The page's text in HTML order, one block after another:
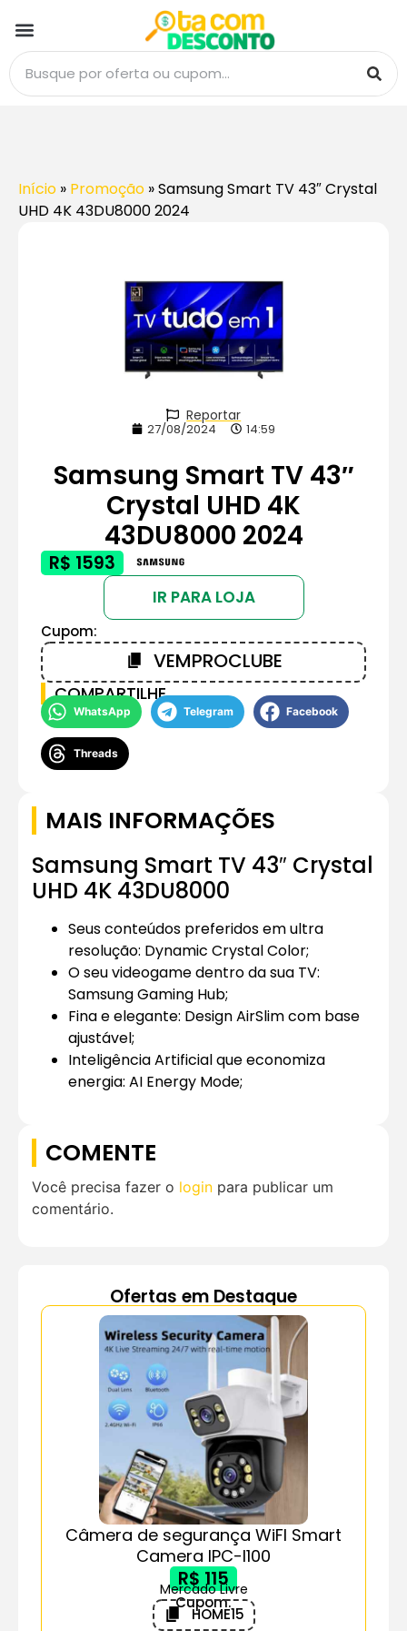
Início » Promoção »Samsung Smart TV 43″ Crystal
UHD 4K 43DU8000 2024
Reportar
27/08/2024 14:59
Samsung Smart TV 43″
Crystal UHD 4K
43DU8000 2024
R$ 1593
IR PARA LOJA
Cupom:
VEMPROCLUBE
COMPARTILHE
WhatsApp Telegram Facebook
Threads
MAIS INFORMAÇÕES
Samsung Smart TV 43″ Crystal
UHD 4K 43DU8000
Seus conteúdos preferidos em ultra
resolução: Dynamic Crystal Color;
O seu videogame dentro da sua TV:
Samsung Gaming Hub;
Fina e elegante: Design AirSlim com base
ajustável;
Inteligência Artificial que economiza
energia: AI Energy Mode;
COMENTE
Você precisa fazer o login para publicar um
comentário.
Ofertas em Destaque
Câmera de segurança WiFI Smart
Camera IPC-I100
R$ 115
Mercado Livre
Cupom:
HOME15